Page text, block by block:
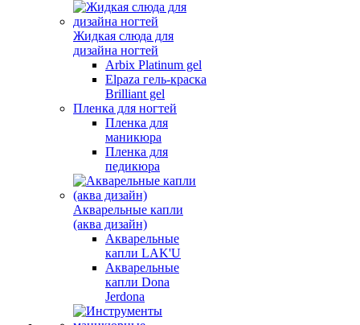
Жидкая слюда для
дизайна ногтей
Arbix Platinum gel
Elpaza гель-краска
Brilliant gel
Пленка для ногтей
Пленка для
маникюра
Пленка для
педикюра
Акварельные капли
(аква дизайн)
Акварельные
капли LAK'U
Акварельные
капли Dona
Jerdona